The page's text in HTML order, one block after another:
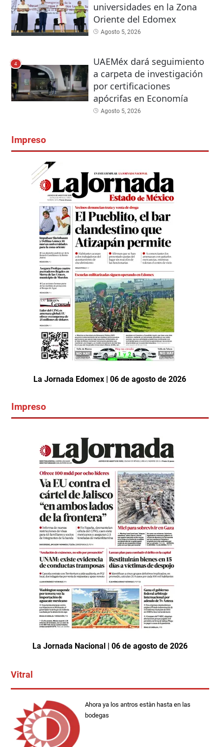
universidades en la Zona
Oriente del Edomex
Agosto 5, 2026
4
UAEMéx dará seguimiento
a carpeta de investigación
por certificaciones
apócrifas en Economía
Agosto 5, 2026
Impreso
La Jornada Edomex | 06 de agosto de 2026
Impreso
La Jornada Nacional | 06 de agosto de 2026
Vitral
Ahora ya los antros estàn hasta en las
bodegas